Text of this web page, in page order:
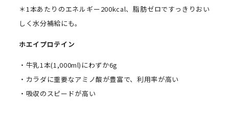
＊1本あたりのエネルギー200kcal、脂肪ゼロですっきりおい
しく水分補給にも。
ホエイプロテイン
・牛乳1本(1,000ml)にわずか6g
・カラダに重要なアミノ酸が豊富で、利用率が高い
・吸収のスピードが高い